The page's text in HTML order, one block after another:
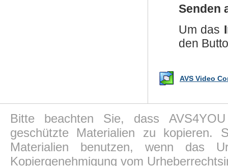
Senden
Um das
den
AVS Video
Bitte beachten Sie, dass
geschützte Materialien zu kopieren.
Materialien benutzen, wenn das
Kopiergenehmigung vom